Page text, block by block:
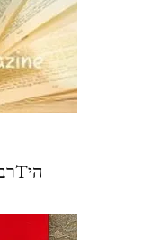
היTרבות – תכנית מספר 33